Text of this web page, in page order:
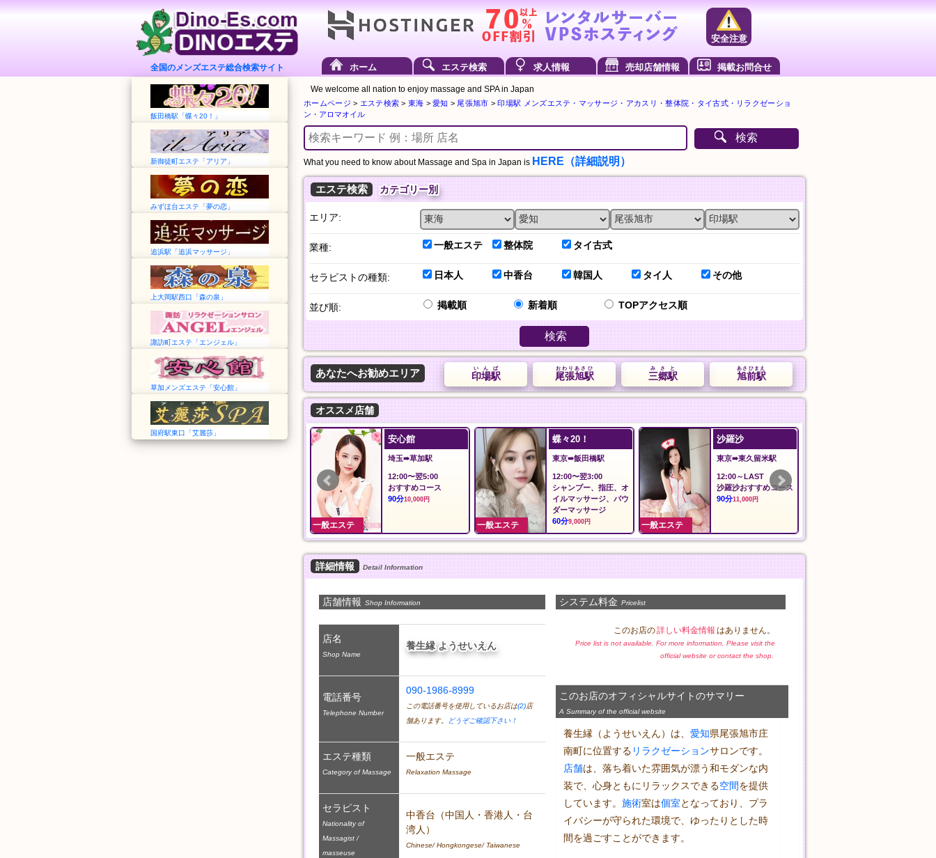
全国のメンズエステ総合検索サイト
安全注意
ホーム エステ検索 求人情報 売却店舗情報 掲載お問合せ
飯田橋駅「蝶々20！」
新御徒町エステ「アリア」
みずほ台エステ「夢の恋」
追浜駅「追浜マッサージ」
上大岡駅西口「森の泉」
諏訪町エステ「エンジェル」
草加メンズエステ「安心館」
国府駅東口「艾麗莎」
We welcome all nation to enjoy massage and SPA in Japan
ホームページ > エステ検索 > 東海 >愛知 > 尾張旭市 >印場駅 メンズエステ・マッサージ・アカスリ・整体院・タイ古式・リラクゼーショ
ン・アロマオイル
検索
What you need to know about Massage and Spa in Japan is HERE（詳細説明）
エステ検索 カテゴリー別
エリア:
業種: 一般エステ 整体院 タイ古式
セラピストの種類: 日本人 中香台 韓国人 タイ人 その他
並び順: 掲載順 新着順 TOPアクセス順
検索
あなたへお勧めエリア 旭前駅
あさひまえ
三郷駅
みさと
尾張旭駅
おわりあさひ
印場駅
いんば
オススメ店舗
沙羅沙
一般エステ
夢の恋
埼玉➠みずほ台駅
12:00～Last
オール泡コース
90分11,000円
一般エステ
ilAria アリア
東京➠新御徒町駅
12:00〜LAST
料金
60分8,000円
一般エステ
Angel エンジェル
愛知➠諏訪町駅
11:00〜翌02:00
料金
30分5,000円
詳細情報 Detail Information
システム料金 Pricelist
このお店の詳しい料金情報 はありません。
Price list is not available. For more information, Please visit the
official website or contact the shop.
このお店のオフィシャルサイトのサマリー
A Summary of the official website
養生縁（ようせいえん）は、 愛知県尾張旭市庄
南町に位置する リラクゼーションサロンです。
店舗は、落ち着いた雰囲気が漂う和モダンな内
装で、心身ともにリラックスできる空間を提供
しています。 施術室は個室となっており、プラ
イバシーが守られた環境で、ゆったりとした時
間を過ごすことができます。
店舗情報 Shop Information
店名
Shop Name
養生縁 ようせいえん
電話番号
Telephone Number
090-1986-8999
この電話番号を使用しているお店は(2)店
舗あります。 どうぞご確認下さい！
エステ種類
Category of Massage
一般エステ
Relaxation Massage
セラピスト
Nationality of
Massagist /
masseuse
中香台（中国人・香港人・台
湾人）
Chinese/ Hongkongese/ Taiwanese